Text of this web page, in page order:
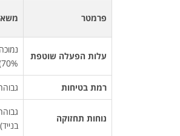
פרמטר
עלות הפעלה שוטפת
70%)
רמת בטיחות
נוחות תחזוקה
בנייד)